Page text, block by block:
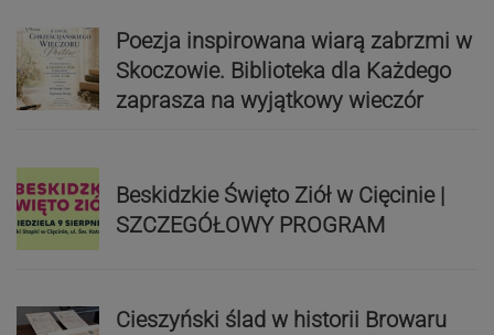
Poezja inspirowana wiarą zabrzmi w
Skoczowie. Biblioteka dla Każdego
zaprasza na wyjątkowy wieczór
Beskidzkie Święto Ziół w Cięcinie |
SZCZEGÓŁOWY PROGRAM
Cieszyński ślad w historii Browaru